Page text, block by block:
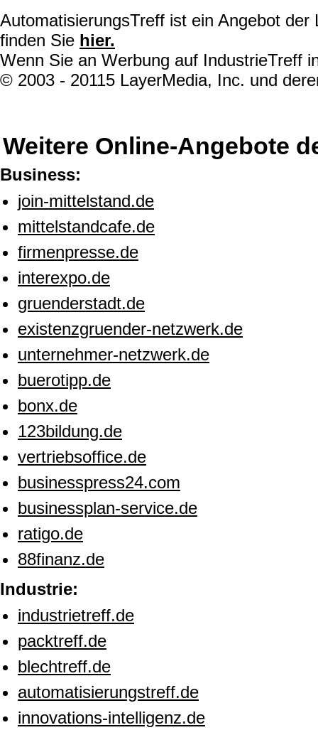
AutomatisierungsTreff ist ein Angebot
finden Sie hier.
Wenn Sie an Werbung auf IndustrieTreff
© 2003 - 20115 LayerMedia, Inc. und
Weitere Online-Angebote
Business:
join-mittelstand.de
mittelstandcafe.de
firmenpresse.de
interexpo.de
gruenderstadt.de
existenzgruender-netzwerk.de
unternehmer-netzwerk.de
buerotipp.de
bonx.de
123bildung.de
vertriebsoffice.de
businesspress24.com
businessplan-service.de
ratigo.de
88finanz.de
Industrie:
industrietreff.de
packtreff.de
blechtreff.de
automatisierungstreff.de
innovations-intelligenz.de